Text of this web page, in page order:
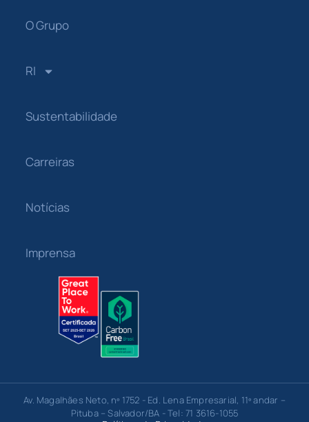
O Grupo
RI
Sustentabilidade
Carreiras
Notícias
Imprensa
Av. Magalhães Neto, nº 1752 - Ed. Lena Empresarial, 11º andar –
Pituba – Salvador/BA - Tel: 71 3616-1055